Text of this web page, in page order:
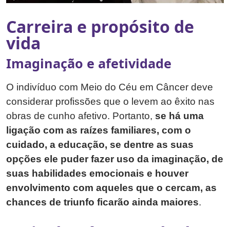
Carreira e propósito de
vida
Imaginação e afetividade
O indivíduo com Meio do Céu em Câncer deve
considerar profissões que o levem ao êxito nas
obras de cunho afetivo. Portanto, se há uma
ligação com as raízes familiares, com o
cuidado, a educação, se dentre as suas
opções ele puder fazer uso da imaginação, de
suas habilidades emocionais e houver
envolvimento com aqueles que o cercam, as
chances de triunfo ficarão ainda maiores.